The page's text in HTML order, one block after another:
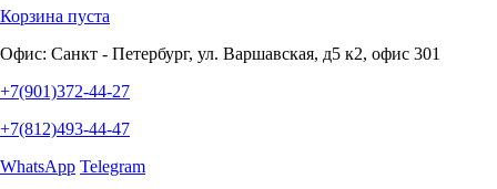
Корзина пуста
Офис: Санкт - Петербург, ул. Варшавская, д5 к2, офис 301
+7(901)372-44-27
+7(812)493-44-47
WhatsApp Telegram